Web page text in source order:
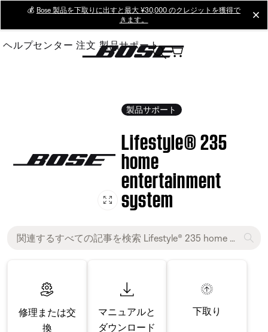
Main
💰 Bose 製品を下取りに出すと最大 ¥30,000 のクレジットを獲得で
きます。
ヘルプセンター 注文 製品サポート
製品サポート
Lifestyle® 235
home
entertainment
system
修理または交
換
マニュアルと
ダウンロード
下取り